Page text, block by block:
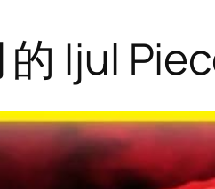
Ijul